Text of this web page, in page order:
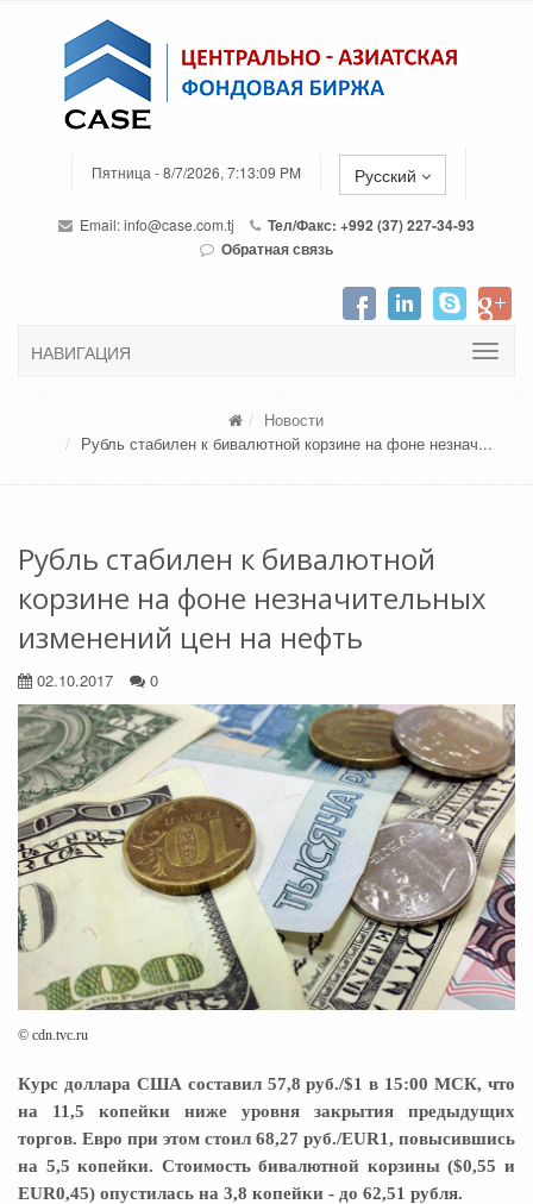
Пятница - 8/7/2026, 7:13:09 PM Русский
Email:info@case.com.tj
Тел/Факс: +992 (37) 227-34-93
Обратная связь
НАВИГАЦИЯ
Новости
Рубль стабилен к бивалютной корзине на фоне незнач...
Рубль стабилен к бивалютной
корзине на фоне незначительных
изменений цен на нефть
02.10.2017 0
© cdn.tvc.ru
Курс доллара США составил 57,8 руб./$1 в 15:00 МСК, что
на 11,5 копейки ниже уровня закрытия предыдущих
торгов. Евро при этом стоил 68,27 руб./EUR1, повысившись
на 5,5 копейки. Стоимость бивалютной корзины ($0,55 и
EUR0,45) опустилась на 3,8 копейки - до 62,51 рубля.